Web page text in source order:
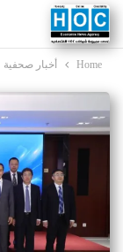
Home أخبار صحفية